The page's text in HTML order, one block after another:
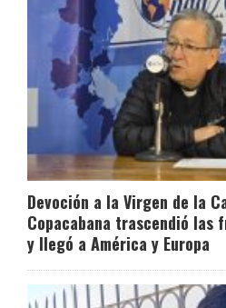
Devoción a la Virgen de la
Copacabana trascendió las
y llegó a América y Europa